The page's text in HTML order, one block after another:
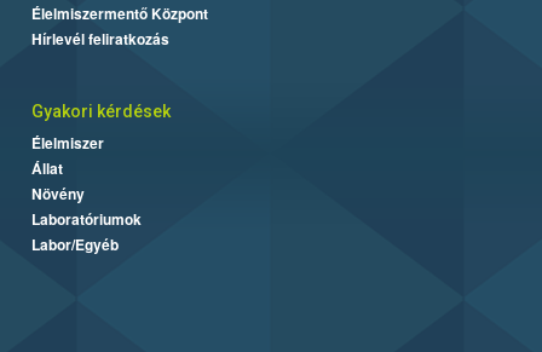
Élelmiszermentő Központ
Hírlevél feliratkozás
Gyakori kérdések
Élelmiszer
Állat
Növény
Laboratóriumok
Labor/Egyéb